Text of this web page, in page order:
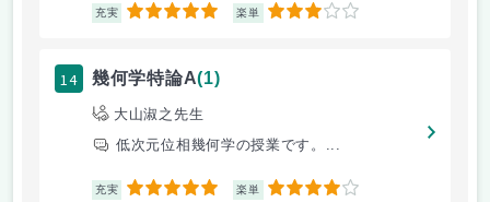
充実 5 楽単 3
14 幾何学特論A(1)
大山淑之先生
低次元位相幾何学の授業です。...
充実 5 楽単 4